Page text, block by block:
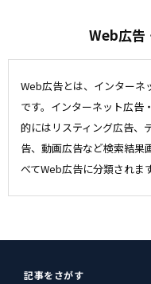
Web広告
Web広告とは、インターネ
です。インターネット広告
的にはリスティング広告、
告、動画広告など検索結果
べてWeb広告に分類されます
記事をさがす